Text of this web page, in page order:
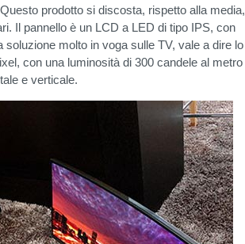
prodotto si discosta, rispetto alla media,
Il pannello è un LCD a LED di tipo IPS, con
soluzione molto in voga sulle TV, vale a dire lo
con una luminosità di 300 candele al metro
e verticale.